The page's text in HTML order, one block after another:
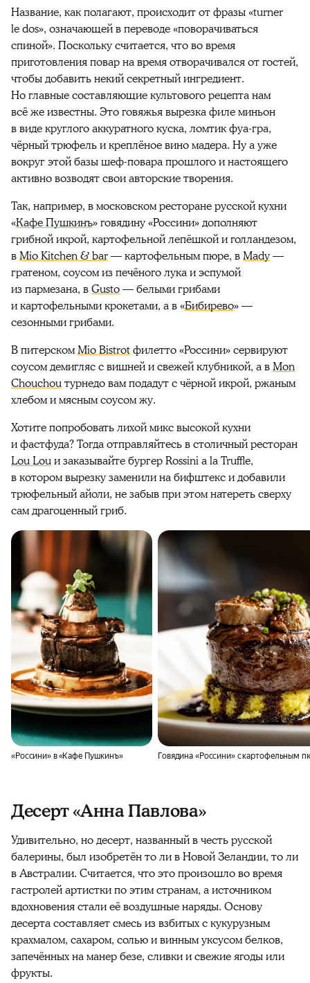
Название, как полагают, происходит от фразы «turner
le dos», означающей в переводе «поворачиваться
спиной». Поскольку считается, что во время
приготовления повар на время отворачивался от гостей,
чтобы добавить некий секретный ингредиент.
Но главные составляющие культового рецепта нам
всё же известны. Это говяжья вырезка филе миньон
в виде круглого аккуратного куска, ломтик фуа-гра,
чёрный трюфель и креплёное вино мадера. Ну а уже
вокруг этой базы шеф-повара прошлого и настоящего
активно возводят свои авторские творения.
Так, например, в московском ресторане русской кухни
«Кафе Пушкинъ» говядину «Россини» дополняют
грибной икрой, картофельной лепёшкой и голландезом,
вMio Kitchen & bar— картофельным пюре, вMady—
гратеном, соусом из печёного лука и эспумой
из пармезана, вGusto— белыми грибами
и картофельными крокетами, а в «Бибирево» —
сезонными грибами.
В питерскомMio Bistrotфилетто «Россини» сервируют
соусом демигляс с вишней и свежей клубникой, а вMon
Chouchouтурнедо вам подадут с чёрной икрой, ржаным
хлебом и мясным соусом жу.
Хотите попробовать лихой микс высокой кухни
и фастфуда? Тогда отправляйтесь в столичный ресторан
Lou Louи заказывайте бургер Rossini a la Truffle,
в котором вырезку заменили на бифштекс и добавили
трюфельный айоли, не забыв при этом натереть сверху
сам драгоценный гриб.
«Россини» в «Кафе Пушкинъ» Говядина «Россини» с картофельным
Десерт «Анна Павлова»
Удивительно, но десерт, названный в честь русской
балерины, был изобретён то ли в Новой Зеландии, то ли
в Австралии. Считается, что это произошло во время
гастролей артистки по этим странам, а источником
вдохновения стали её воздушные наряды. Основу
десерта составляет смесь из взбитых с кукурузным
крахмалом, сахаром, солью и винным уксусом белков,
запечённых на манер безе, сливки и свежие ягоды или
фрукты.